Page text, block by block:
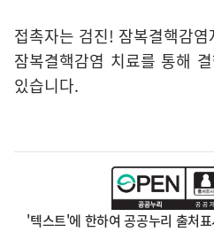
접촉자는 검진! 잠복결핵감염
잠복결핵감염 치료를 통해
있습니다.
'텍스트'에 한하여 공공누리 출처